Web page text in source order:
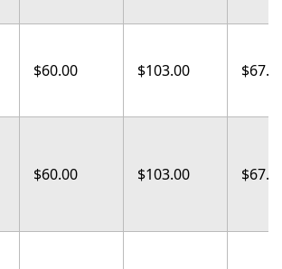
$60.00 $103.00
$60.00 $103.00